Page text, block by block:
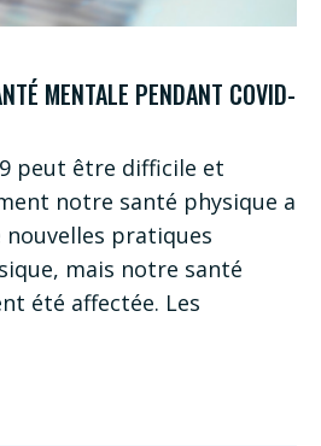
MENTALE PENDANT COVID-
peut être difficile et
notre santé physique a
pratiques
mais notre santé
été affectée. Les